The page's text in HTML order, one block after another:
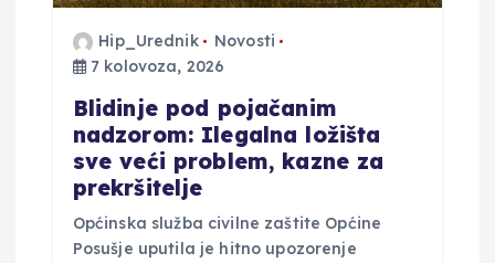
Hip_Urednik
Novosti
7 kolovoza, 2026
Blidinje pod pojačanim
nadzorom: Ilegalna ložišta
sve veći problem, kazne za
prekršitelje
Općinska služba civilne zaštite Općine
Posušje uputila je hitno upozorenje